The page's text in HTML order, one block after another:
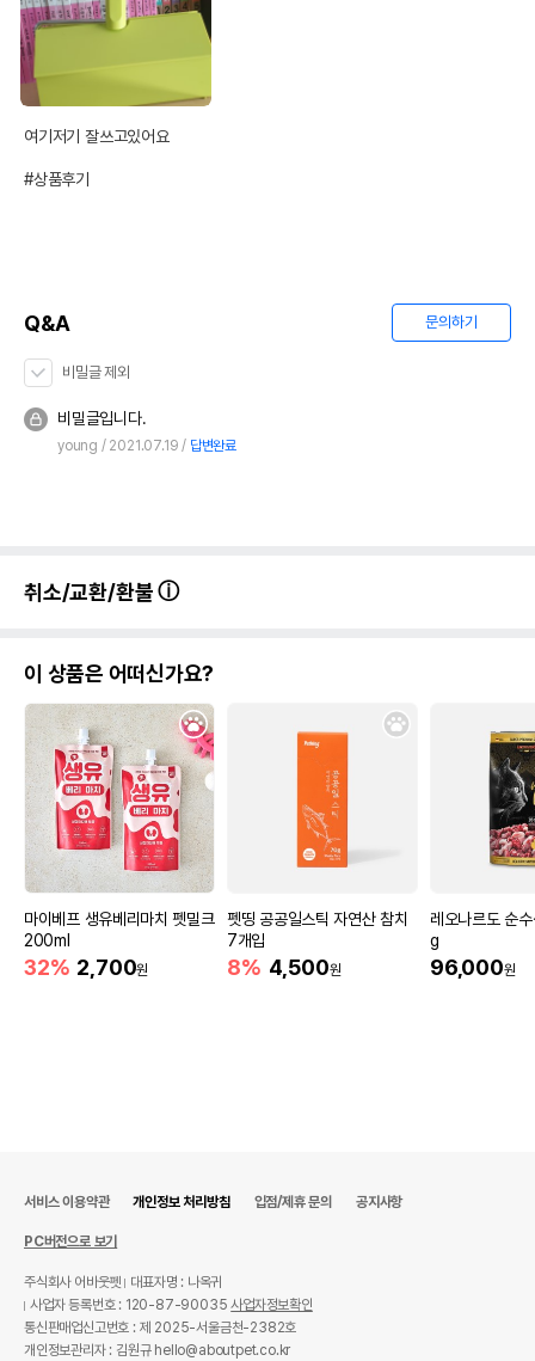
여기저기 잘쓰고있어요
#상품후기
Q&A 문의하기
비밀글 제외
비밀글입니다.
young 2021.07.19 답변완료
취소/교환/환불
이 상품은 어떠신가요?
마이베프 생유베리마치 펫밀크
200ml
32% 2,700원
펫띵 공공일스틱 자연산 참치
7개입
8% 4,500원
레오나르도 순
g
96,000원
서비스 이용약관 개인정보 처리방침 입점/제휴 문의 공지사항
PC버전으로 보기
주식회사 어바웃펫
대표자명 : 나옥귀
사업자 등록번호 : 120-87-90035사업자정보확인
통신판매업신고번호 : 제 2025-서울금천-2382호
개인정보관리자 : 김원규 hello@aboutpet.co.kr